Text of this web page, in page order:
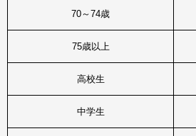
70～74歳
75歳以上
高校生
中学生